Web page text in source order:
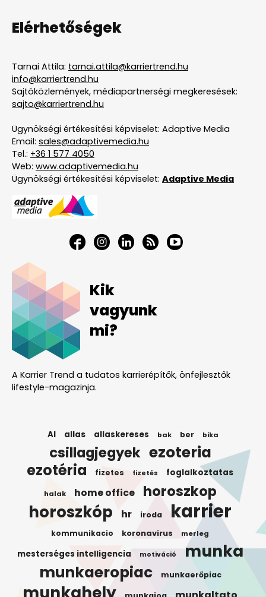
Elérhetőségek
Tarnai Attila: tarnai.attila@karriertrend.hu
info@karriertrend.hu
Sajtóközlemények, médiapartnerségi megkeresések:
sajto@karriertrend.hu
Ügynökségi értékesítési képviselet: Adaptive Media
Email: sales@adaptivemedia.hu
Tel.: +36 1 577 4050
Web: www.adaptivemedia.hu
Ügynökségi értékesítési képviselet: Adaptive Media
Kik
vagyunk
mi?
A Karrier Trend a tudatos karrierépítők, önfejlesztők
lifestyle-magazinja.
AI allas allaskereses bak ber bika
csillagjegyek ezoteria
ezotéria fizetes fizetés foglalkoztatas
halak home office horoszkop
horoszkóp hr iroda karrier
kommunikacio koronavirus merleg
mesterséges intelligencia motiváció munka
munkaeropiac munkaerőpiac
munkahely